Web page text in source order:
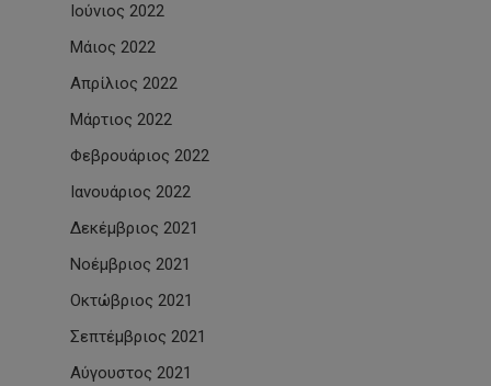
Ιούνιος 2022
Μάιος 2022
Απρίλιος 2022
Μάρτιος 2022
Φεβρουάριος 2022
Ιανουάριος 2022
Δεκέμβριος 2021
Νοέμβριος 2021
Οκτώβριος 2021
Σεπτέμβριος 2021
Αύγουστος 2021